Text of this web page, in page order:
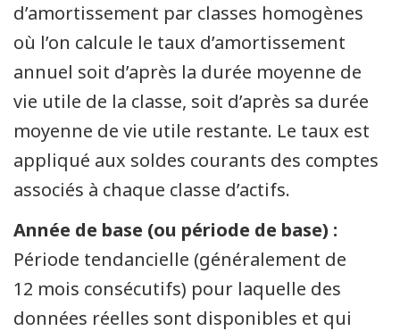
d’amortissement par classes homogènes
où l’on calcule le taux d’amortissement
annuel soit d’après la durée moyenne de
vie utile de la classe, soit d’après sa durée
moyenne de vie utile restante. Le taux est
appliqué aux soldes courants des comptes
associés à chaque classe d’actifs.
Année de base (ou période de base) :
Période tendancielle (généralement de
12 mois consécutifs) pour laquelle des
données réelles sont disponibles et qui